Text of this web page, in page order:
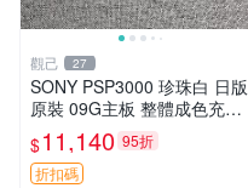
觀己 27
SONY PSP3000 珍珠白 日版
原裝 09G主板 整體成色充新
不漂移 按鍵順滑 PSP3000
電腦遊戲機 PSP1189390 屏
幕老化
$11,140 95折
折扣碼